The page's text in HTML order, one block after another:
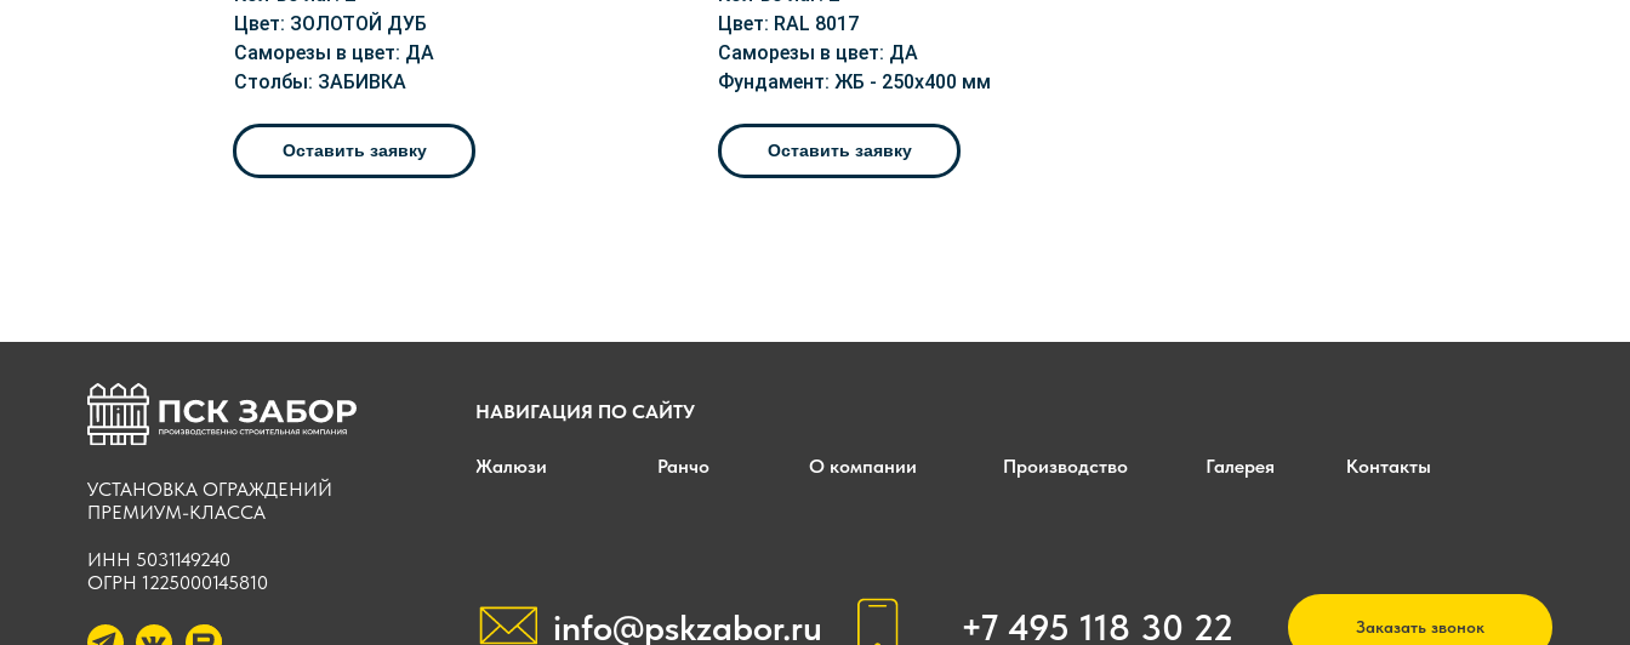
Цвет: ЗОЛОТОЙ ДУБ
Саморезы в цвет: ДА
Столбы: ЗАБИВКА
Оставить заявку
Цвет: RAL 8017
Саморезы в цвет: ДА
Фундамент: ЖБ - 250х400 мм
Оставить заявку
НАВИГАЦИЯ ПО САЙТУ
Жалюзи Ранчо О компании Производство Галерея
Контакты
УСТАНОВКА ОГРАЖДЕНИЙ
ПРЕМИУМ-КЛАССА
ИНН 5031149240
ОГРН 1225000145810
‪+7 495 118 30 22
info@pskzabor.ru Заказать звонок